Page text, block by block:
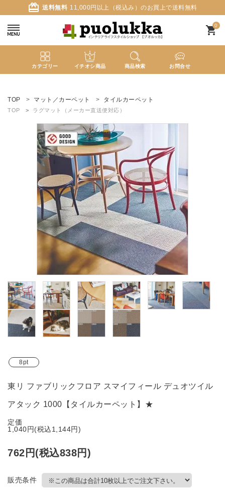
card_giftcard 送料無料 11,000円以上（税込み）のお買上で送料無料
0
shopping_cart
カテゴリー イチオシ商品 商品検索 お問合せ
ようこそ ゲスト 様
ログイン person 新規会員登録
search
新着商品
カテゴリーから探す
ガイドライン
TOP マット／カーペット タイルカーペット
TOP ラグマット（メーカー直送便対応）
8pt
東リ ファブリックフロア スマイフィール デュオツイル
アタック 1000【タイルカーペット】★
定価
1,040円(税込1,144円)
762円(税込838円)
販売条件